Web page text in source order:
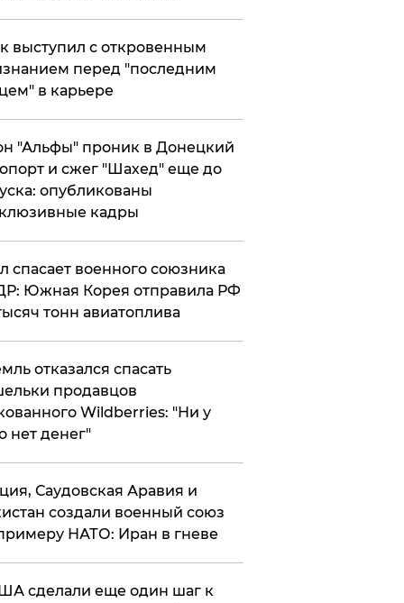
выступил с откровенным
перед "последним
в карьере
"Альфы" проник в Донецкий
и сжег "Шахед" еще до
опубликованы
кадры
спасает военного союзника
Южная Корея отправила РФ
тонн авиатоплива
отказался спасать
продавцов
Wildberries: "Ни у
нет денег"
Саудовская Аравия и
создали военный союз
НАТО: Иран в гневе
сделали еще один шаг к